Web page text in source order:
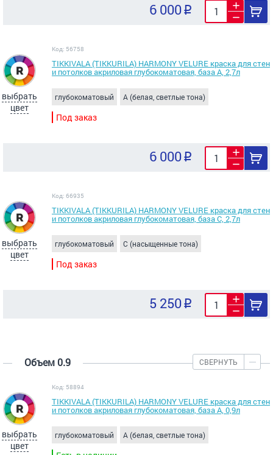
6 000
выбрать
цвет
Код: 56758
TIKKIVALA (TIKKURILA) HARMONY VELURE краска для стен
и потолков акриловая глубокоматовая, база А, 2,7л
глубокоматовый A (белая, светлые тона)
Под заказ
6 000
выбрать
цвет
Код: 66935
TIKKIVALA (TIKKURILA) HARMONY VELURE краска для стен
и потолков акриловая глубокоматовая, база С, 2,7л
глубокоматовый C (насыщенные тона)
Под заказ
5 250
Объем 0.9 СВЕРНУТЬ
выбрать
цвет
Код: 58894
TIKKIVALA (TIKKURILA) HARMONY VELURE краска для стен
и потолков акриловая глубокоматовая, база А, 0,9л
глубокоматовый A (белая, светлые тона)